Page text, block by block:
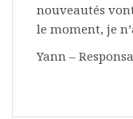
nouveautés
le moment, je
Yann –